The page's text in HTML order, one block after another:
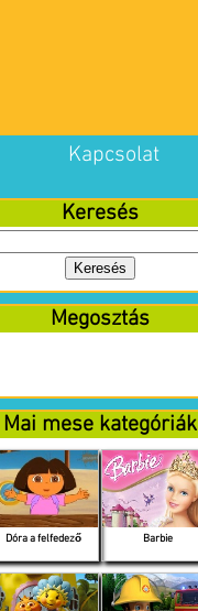
Kapcsolat
Keresés
Megosztás
Mai mese kategóriák
Dóra a felfedező Barbie